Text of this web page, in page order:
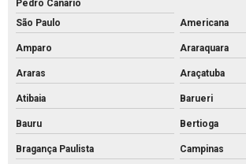
Palanque de concreto para cerca a venda
Palanque de concreto preço
Palanque de concreto valor
Palanque de concreto a venda
Palanque de concreto
Pedro Canário
São Paulo
Americana
Amparo Araraquara
Araras Araçatuba
Atibaia Barueri
Bauru Bertioga
Bragança Paulista Campinas